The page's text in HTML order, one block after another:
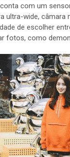
com um
ultra-wide, câmara
de escolher
fotos, como